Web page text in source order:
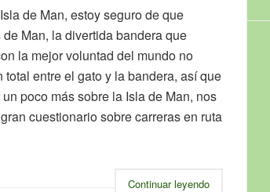
de Man, estoy seguro de que
Man, la divertida bandera que
la mejor voluntad del mundo no
entre el gato y la bandera, así que
poco más sobre la Isla de Man, nos
cuestionario sobre carreras en ruta
Continuar leyendo